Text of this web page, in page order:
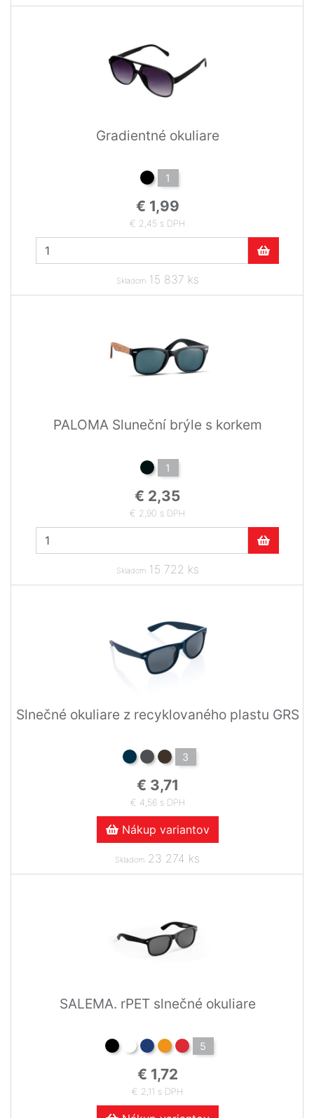
Gradientné okuliare
1
€ 1,99
€ 2,45 s DPH
Skladom15 837 ks
PALOMA Sluneční brýle s korkem
1
€ 2,35
€ 2,90 s DPH
Skladom15 722 ks
Slnečné okuliare z recyklovaného plastu GRS
3
€ 3,71
€ 4,56 s DPH
Nákup variantov
Skladom 23 274 ks
SALEMA. rPET slnečné okuliare
5
€ 1,72
€ 2,11 s DPH